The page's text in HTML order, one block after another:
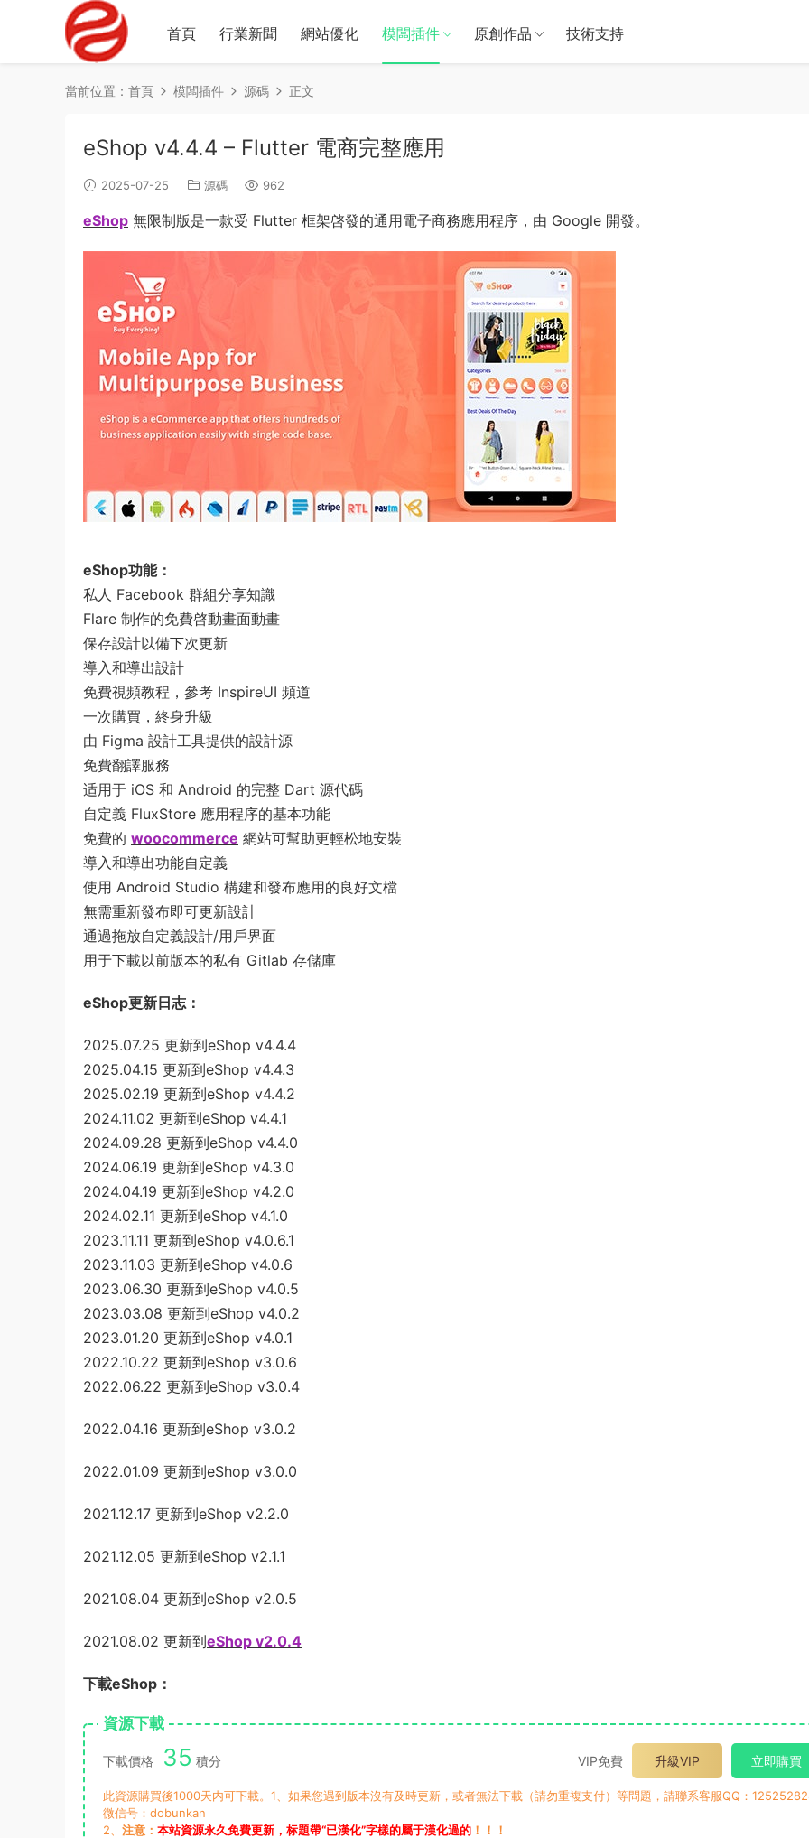
首頁 行業新聞 網站優化 模闆插件 原創作品 技術支持
當前位置： 首頁 模闆插件 源碼 正文
eShop v4.4.4 – Flutter 電商完整應用
2025-07-25 源碼 962
eShop 無限制版是一款受 Flutter 框架啓發的通用電子商務應用程序，由 Google 開發。
eShop功能：
私人 Facebook 群組分享知識
Flare 制作的免費啓動畫面動畫
保存設計以備下次更新
導入和導出設計
免費視頻教程，參考 InspireUI 頻道
一次購買，終身升級
由 Figma 設計工具提供的設計源
免費翻譯服務
适用于 iOS 和 Android 的完整 Dart 源代碼
自定義 FluxStore 應用程序的基本功能
免費的 woocommerce 網站可幫助更輕松地安裝
導入和導出功能自定義
使用 Android Studio 構建和發布應用的良好文檔
無需重新發布即可更新設計
通過拖放自定義設計/用戶界面
用于下載以前版本的私有 Gitlab 存儲庫
eShop更新日志：
2025.07.25 更新到eShop v4.4.4
2025.04.15 更新到eShop v4.4.3
2025.02.19 更新到eShop v4.4.2
2024.11.02 更新到eShop v4.4.1
2024.09.28 更新到eShop v4.4.0
2024.06.19 更新到eShop v4.3.0
2024.04.19 更新到eShop v4.2.0
2024.02.11 更新到eShop v4.1.0
2023.11.11 更新到eShop v4.0.6.1
2023.11.03 更新到eShop v4.0.6
2023.06.30 更新到eShop v4.0.5
2023.03.08 更新到eShop v4.0.2
2023.01.20 更新到eShop v4.0.1
2022.10.22 更新到eShop v3.0.6
2022.06.22 更新到eShop v3.0.4
2022.04.16 更新到eShop v3.0.2
2022.01.09 更新到eShop v3.0.0
2021.12.17 更新到eShop v2.2.0
2021.12.05 更新到eShop v2.1.1
2021.08.04 更新到eShop v2.0.5
2021.08.02 更新到eShop v2.0.4
下載eShop：
資源下載
下載價格 35 積分 VIP免費 升級VIP 立即購買
此資源購買後1000天内可下載。1、如果您遇到版本沒有及時更新，或者無法下載（請勿重複支付）等問題，請聯系客服QQ：
微信号：dobunkan
2、 注意： 本站資源永久免費更新，标題帶“已漢化”字樣的屬于漢化過的 ！！！